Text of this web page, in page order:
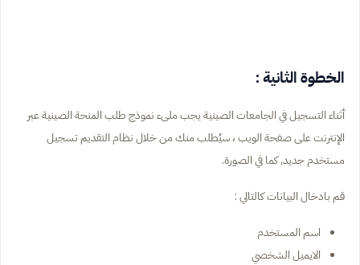
الخطوة الثانية :
أثناء التسجيل في الجامعات الصينية يجب ملىء نموذج طلب المنحة الصينية عبر
الإنترنت على صفحة الويب ، سيُطلب منك من خلال نظام التقديم تسجيل
مستخدم جديد, كما في الصورة.
قم بادخال البيانات كالتالي :
اسم المستخدم
الايميل الشخصي